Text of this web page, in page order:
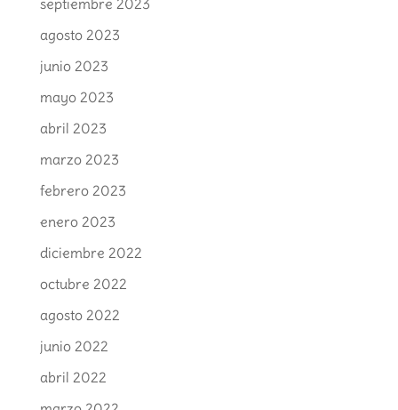
septiembre 2023
agosto 2023
junio 2023
mayo 2023
abril 2023
marzo 2023
febrero 2023
enero 2023
diciembre 2022
octubre 2022
agosto 2022
junio 2022
abril 2022